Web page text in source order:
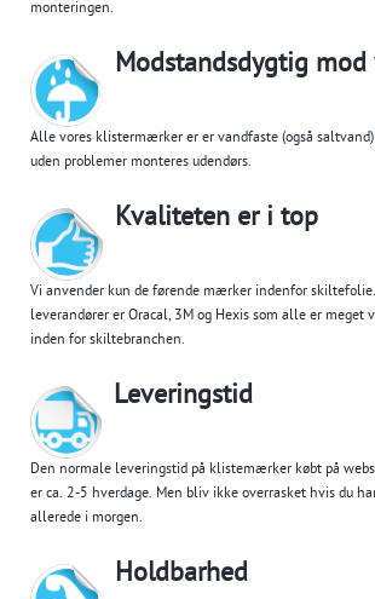
monteringen.
Modstandsdygtig
Alle vores klistermærker er er vandfaste (også saltvand)
uden problemer monteres udendørs.
Kvaliteten er i top
Vi anvender kun de førende mærker indenfor
leverandører er Oracal, 3M og Hexis som alle er meget
inden for skiltebranchen.
Leveringstid
Den normale leveringstid på klistemærker købt på
er ca. 2-5 hverdage. Men bliv ikke overrasket hvis du
allerede i morgen.
Holdbarhed